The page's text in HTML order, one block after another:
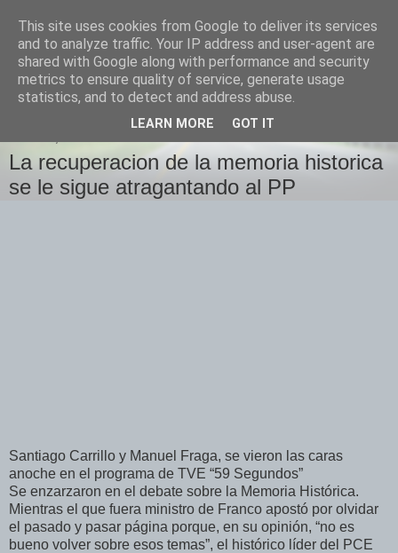
Izquierda Plural
Desde Cuenca para el mundo
La recuperacion de la memoria historica
se le sigue atragantando al PP
Santiago Carrillo y Manuel Fraga, se vieron las caras
anoche en el programa de TVE “59 Segundos”
Se enzarzaron en el debate sobre la Memoria Histórica.
Mientras el que fuera ministro de Franco apostó por olvidar
el pasado y pasar página porque, en su opinión, “no es
bueno volver sobre esos temas”, el histórico líder del PCE
This site uses cookies from Google to deliver its services
and to analyze traffic. Your IP address and user-agent are
shared with Google along with performance and security
metrics to ensure quality of service, generate usage
statistics, and to detect and address abuse.
LEARN MORE GOT IT